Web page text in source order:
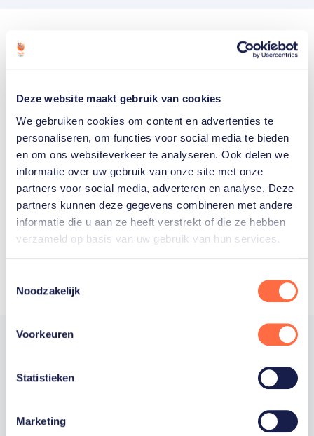
Deze website maakt gebruik van cookies
We gebruiken cookies om content en advertenties te
personaliseren, om functies voor social media te bieden
en om ons websiteverkeer te analyseren. Ook delen we
informatie over uw gebruik van onze site met onze
partners voor social media, adverteren en analyse. Deze
partners kunnen deze gegevens combineren met andere
informatie die u aan ze heeft verstrekt of die ze hebben
verzameld op basis van uw gebruik van hun services.
Noodzakelijk
Voorkeuren
Statistieken
Marketing
Welke Nederlanders hebben er
ooit meegedaan aan de
Olympische Spelen?
Trotse hoofdsponsor